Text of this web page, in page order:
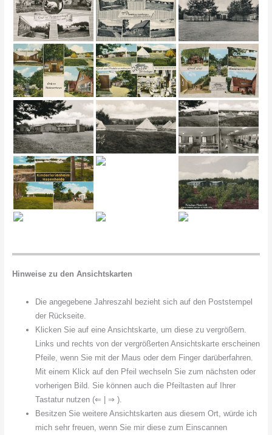
Hinweise zu den Ansichtskarten
Die angegebene Jahreszahl bezieht sich auf den Poststempel
der Rückseite.
Klicken Sie auf eine Ansichtskarte, um diese zu vergrößern.
Links und rechts von der vergrößerten Ansichtskarte erscheinen
Pfeile, wenn Sie mit der Maus oder dem Finger darüberfahren.
Mit einem Klick auf den Pfeil wechseln Sie zum nächsten oder
vorherigen Bild. Sie können auch die Pfeiltasten auf Ihrer
Tastatur nutzen (⇐ | ⇒ ).
Besitzen Sie weitere Ansichtskarten aus diesem Ort, würde ich
mich sehr freuen, wenn Sie mir diese zum Einscannen